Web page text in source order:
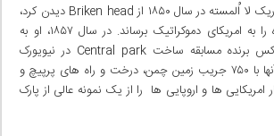
زمانیکه معمار منظر، فردریک لا اُلمسته در سال ۱۸۵۰ از Briken head دیدن کرد،
مشتاق شد تا این ایده را به امریکای دموکراتیک برساند. در سال ۱۸۵۷، او به
همراه معمار کالورت واکس برنده مسابقه ساخت Central park در نیویورک
شدند. طراحی نمادین آنها با ۷۵۰ جریب زمین چمن، درخت و راه های پرپیچ و
ها و اروپایی ها را از یک نمونه عالی از پارک